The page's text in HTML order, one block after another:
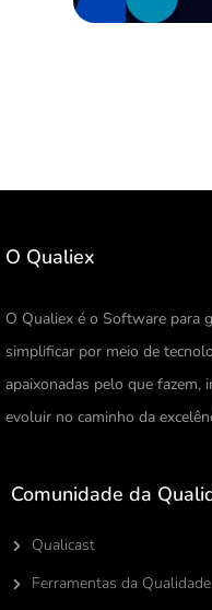
O Qualiex
O Qualiex é o Software para
simplificar por meio de
apaixonadas pelo que fazem,
evoluir no caminho da
Comunidade da
Qualicast
Ferramentas da Qualidade